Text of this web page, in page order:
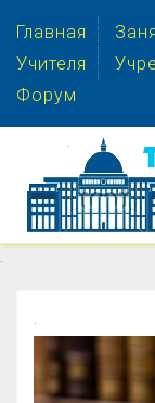
Главная
Учителя
Форум
.
.
.